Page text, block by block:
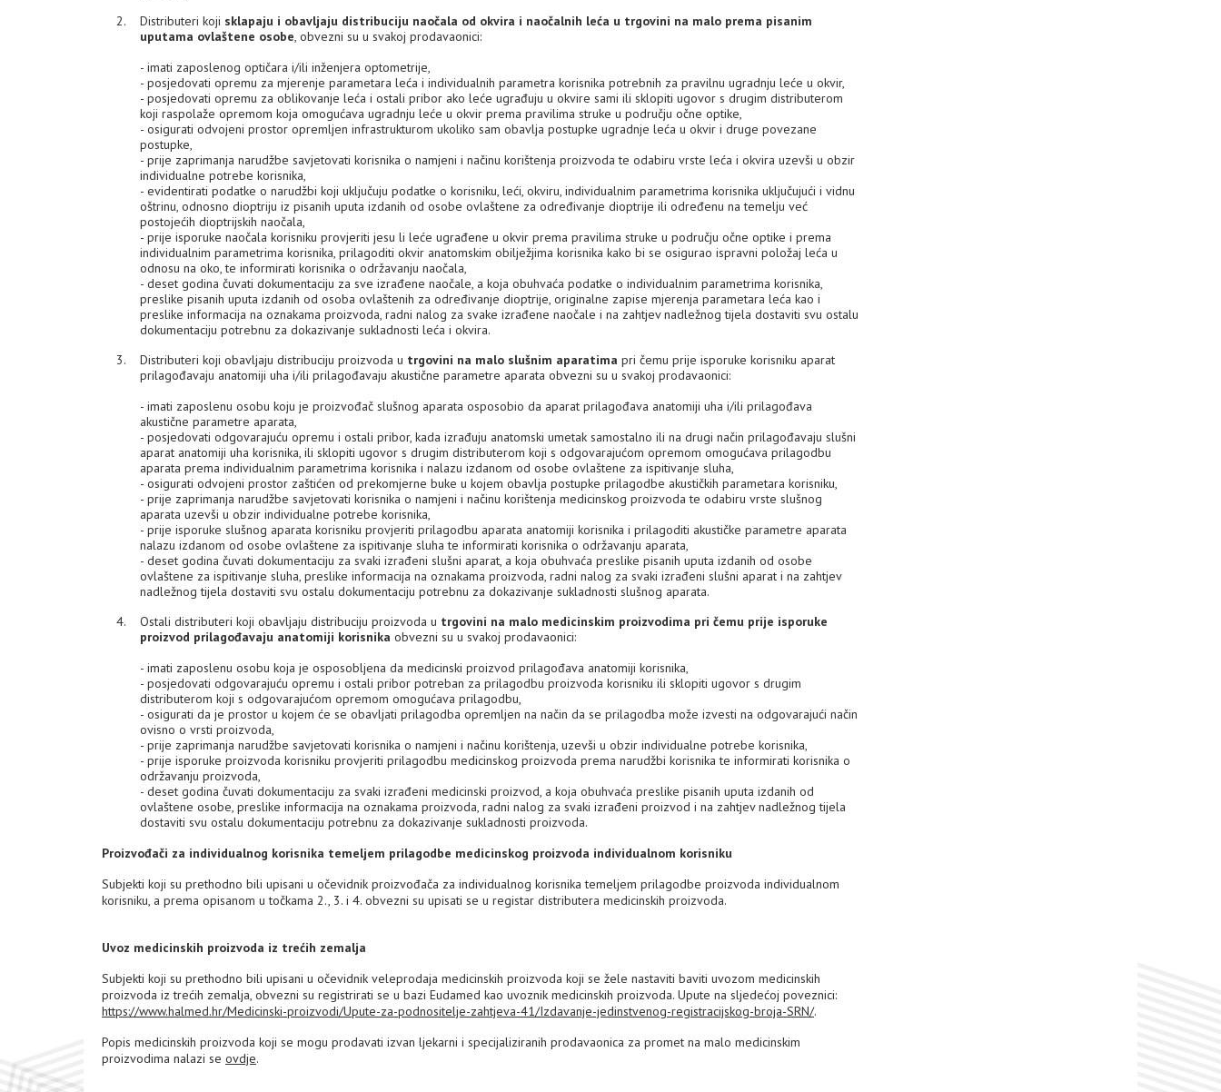
Distributeri koji sklapaju i obavljaju distribuciju naočala od okvira i naočalnih leća u trgovini na malo prema pisanim
uputama ovlaštene osobe, obvezni su u svakoj prodavaonici:
- imati zaposlenog optičara i/ili inženjera optometrije,
- posjedovati opremu za mjerenje parametara leća i individualnih parametra korisnika potrebnih za pravilnu ugradnju leće u okvir,
- posjedovati opremu za oblikovanje leća i ostali pribor ako leće ugrađuju u okvire sami ili sklopiti ugovor s drugim distributerom
koji raspolaže opremom koja omogućava ugradnju leće u okvir prema pravilima struke u području očne optike,
- osigurati odvojeni prostor opremljen infrastrukturom ukoliko sam obavlja postupke ugradnje leća u okvir i druge povezane
postupke,
- prije zaprimanja narudžbe savjetovati korisnika o namjeni i načinu korištenja proizvoda te odabiru vrste leća i okvira uzevši u obzir
individualne potrebe korisnika,
- evidentirati podatke o narudžbi koji uključuju podatke o korisniku, leći, okviru, individualnim parametrima korisnika uključujući i vidnu
oštrinu, odnosno dioptriju iz pisanih uputa izdanih od osobe ovlaštene za određivanje dioptrije ili određenu na temelju već
postojećih dioptrijskih naočala,
- prije isporuke naočala korisniku provjeriti jesu li leće ugrađene u okvir prema pravilima struke u području očne optike i prema
individualnim parametrima korisnika, prilagoditi okvir anatomskim obilježjima korisnika kako bi se osigurao ispravni položaj leća u
odnosu na oko, te informirati korisnika o održavanju naočala,
- deset godina čuvati dokumentaciju za sve izrađene naočale, a koja obuhvaća podatke o individualnim parametrima korisnika,
preslike pisanih uputa izdanih od osoba ovlaštenih za određivanje dioptrije, originalne zapise mjerenja parametara leća kao i
preslike informacija na oznakama proizvoda, radni nalog za svake izrađene naočale i na zahtjev nadležnog tijela dostaviti svu ostalu
dokumentaciju potrebnu za dokazivanje sukladnosti leća i okvira.
Distributeri koji obavljaju distribuciju proizvoda u trgovini na malo slušnim aparatima pri čemu prije isporuke korisniku aparat
prilagođavaju anatomiji uha i/ili prilagođavaju akustične parametre aparata obvezni su u svakoj prodavaonici:
- imati zaposlenu osobu koju je proizvođač slušnog aparata osposobio da aparat prilagođava anatomiji uha i/ili prilagođava
akustične parametre aparata,
- posjedovati odgovarajuću opremu i ostali pribor, kada izrađuju anatomski umetak samostalno ili na drugi način prilagođavaju slušni
aparat anatomiji uha korisnika, ili sklopiti ugovor s drugim distributerom koji s odgovarajućom opremom omogućava prilagodbu
aparata prema individualnim parametrima korisnika i nalazu izdanom od osobe ovlaštene za ispitivanje sluha,
- osigurati odvojeni prostor zaštićen od prekomjerne buke u kojem obavlja postupke prilagodbe akustičkih parametara korisniku,
- prije zaprimanja narudžbe savjetovati korisnika o namjeni i načinu korištenja medicinskog proizvoda te odabiru vrste slušnog
aparata uzevši u obzir individualne potrebe korisnika,
- prije isporuke slušnog aparata korisniku provjeriti prilagodbu aparata anatomiji korisnika i prilagoditi akustičke parametre aparata
nalazu izdanom od osobe ovlaštene za ispitivanje sluha te informirati korisnika o održavanju aparata,
- deset godina čuvati dokumentaciju za svaki izrađeni slušni aparat, a koja obuhvaća preslike pisanih uputa izdanih od osobe
ovlaštene za ispitivanje sluha, preslike informacija na oznakama proizvoda, radni nalog za svaki izrađeni slušni aparat i na zahtjev
nadležnog tijela dostaviti svu ostalu dokumentaciju potrebnu za dokazivanje sukladnosti slušnog aparata.
Ostali distributeri koji obavljaju distribuciju proizvoda u trgovini na malo medicinskim proizvodima pri čemu prije isporuke
proizvod prilagođavaju anatomiji korisnika obvezni su u svakoj prodavaonici:
- imati zaposlenu osobu koja je osposobljena da medicinski proizvod prilagođava anatomiji korisnika,
- posjedovati odgovarajuću opremu i ostali pribor potreban za prilagodbu proizvoda korisniku ili sklopiti ugovor s drugim
distributerom koji s odgovarajućom opremom omogućava prilagodbu,
- osigurati da je prostor u kojem će se obavljati prilagodba opremljen na način da se prilagodba može izvesti na odgovarajući način
ovisno o vrsti proizvoda,
- prije zaprimanja narudžbe savjetovati korisnika o namjeni i načinu korištenja, uzevši u obzir individualne potrebe korisnika,
- prije isporuke proizvoda korisniku provjeriti prilagodbu medicinskog proizvoda prema narudžbi korisnika te informirati korisnika o
održavanju proizvoda,
- deset godina čuvati dokumentaciju za svaki izrađeni medicinski proizvod, a koja obuhvaća preslike pisanih uputa izdanih od
ovlaštene osobe, preslike informacija na oznakama proizvoda, radni nalog za svaki izrađeni proizvod i na zahtjev nadležnog tijela
dostaviti svu ostalu dokumentaciju potrebnu za dokazivanje sukladnosti proizvoda.
Proizvođači za individualnog korisnika temeljem prilagodbe medicinskog proizvoda individualnom korisniku
Subjekti koji su prethodno bili upisani u očevidnik proizvođača za individualnog korisnika temeljem prilagodbe proizvoda individualnom
korisniku, a prema opisanom u točkama 2., 3. i 4. obvezni su upisati se u registar distributera medicinskih proizvoda.
Uvoz medicinskih proizvoda iz trećih zemalja
Subjekti koji su prethodno bili upisani u očevidnik veleprodaja medicinskih proizvoda koji se žele nastaviti baviti uvozom medicinskih
proizvoda iz trećih zemalja, obvezni su registrirati se u bazi Eudamed kao uvoznik medicinskih proizvoda. Upute na sljedećoj poveznici:
https://www.halmed.hr/Medicinski-proizvodi/Upute-za-podnositelje-zahtjeva-41/Izdavanje-jedinstvenog-registracijskog-broja-SRN/.
Popis medicinskih proizvoda koji se mogu prodavati izvan ljekarni i specijaliziranih prodavaonica za promet na malo medicinskim
proizvodima nalazi se ovdje.